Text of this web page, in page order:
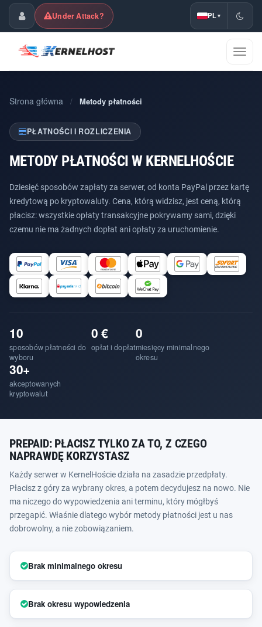
Panel klientaUnder Attack? PL ▾
Strona główna / Metody płatności
PŁATNOŚCI I ROZLICZENIA
METODY PŁATNOŚCI W KERNELHOŚCIE
Dziesięć sposobów zapłaty za serwer, od konta PayPal przez kartę
kredytową po kryptowaluty. Cena, którą widzisz, jest ceną, którą
płacisz: wszystkie opłaty transakcyjne pokrywamy sami, dzięki
czemu nie ma żadnych dopłat ani opłaty za uruchomienie.
10
sposobów płatności do
wyboru
0 €
opłat i dopłat
0
miesięcy minimalnego
okresu
30+
akceptowanych
kryptowalut
PREPAID: PŁACISZ TYLKO ZA TO, Z CZEGO
NAPRAWDĘ KORZYSTASZ
Każdy serwer w KernelHoście działa na zasadzie przedpłaty.
Płacisz z góry za wybrany okres, a potem decydujesz na nowo. Nie
ma niczego do wypowiedzenia ani terminu, który mógłbyś
przegapić. Właśnie dlatego wybór metody płatności jest u nas
dobrowolny, a nie zobowiązaniem.
Brak minimalnego okresu
Brak okresu wypowiedzenia